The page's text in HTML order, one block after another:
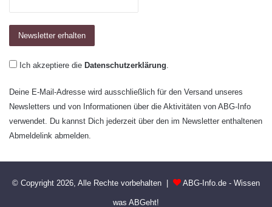
Ich akzeptiere die Datenschutzerklärung.
Deine E-Mail-Adresse wird ausschließlich für den Versand unseres
Newsletters und von Informationen über die Aktivitäten von ABG-Info
verwendet. Du kannst Dich jederzeit über den im Newsletter enthaltenen
Abmeldelink abmelden.
© Copyright 2026, Alle Rechte vorbehalten | ABG-Info.de - Wissen
was ABGeht!